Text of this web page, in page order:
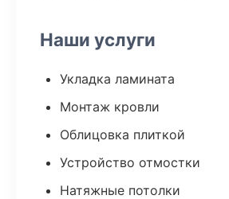
Наши услуги
Укладка ламината
Монтаж кровли
Облицовка плиткой
Устройство отмостки
Натяжные потолки